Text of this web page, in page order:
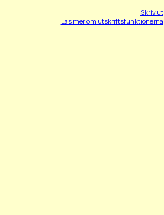
Skriv ut
Läs mer om utskriftsfunktionerna